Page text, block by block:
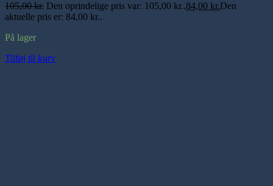
105,00kr. Den oprindelige pris var: 105,00 kr..84,00 kr.Den
aktuelle pris er: 84,00 kr..
På lager
Tilføj til kurv